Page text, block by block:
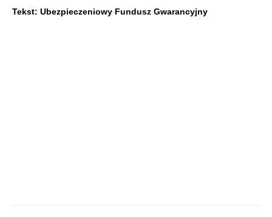
Tekst: Ubezpieczeniowy Fundusz Gwarancyjny